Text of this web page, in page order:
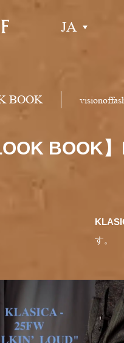
JA
BOOK
BOOK
す。